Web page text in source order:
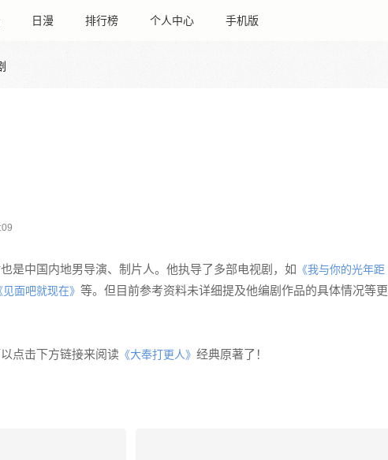
日漫 排行榜 个人中心 手机版
是中国内地男导演、制片人。他执导了多部电视剧，如 《我与你的光年距
见面吧就现在》 等。但目前参考资料未详细提及他编剧作品的具体情况等更
点击下方链接来阅读 《大奉打更人》 经典原著了！